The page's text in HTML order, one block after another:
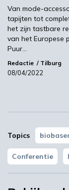
Op de
2022 geeft
nieuwste
inspiratie
Beeld:
WUR
Van mode-
tapijten tot
het zijn tastbare
van het Europese
Puur…
Redactie Tilburg
08/04/2022
Topics
Conferentie